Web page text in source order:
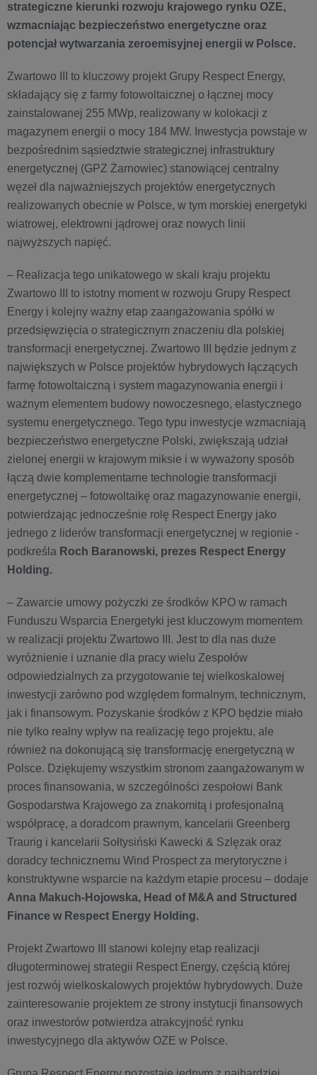
strategiczne kierunki rozwoju krajowego rynku OZE,
wzmacniając bezpieczeństwo energetyczne oraz
potencjał wytwarzania zeroemisyjnej energii w Polsce.
Zwartowo III to kluczowy projekt Grupy Respect Energy,
składający się z farmy fotowoltaicznej o łącznej mocy
zainstalowanej 255 MWp, realizowany w kolokacji z
magazynem energii o mocy 184 MW. Inwestycja powstaje w
bezpośrednim sąsiedztwie strategicznej infrastruktury
energetycznej (GPZ Żarnowiec) stanowiącej centralny
węzeł dla najważniejszych projektów energetycznych
realizowanych obecnie w Polsce, w tym morskiej energetyki
wiatrowej, elektrowni jądrowej oraz nowych linii
najwyższych napięć.
– Realizacja tego unikatowego w skali kraju projektu
Zwartowo III to istotny moment w rozwoju Grupy Respect
Energy i kolejny ważny etap zaangażowania spółki w
przedsięwzięcia o strategicznym znaczeniu dla polskiej
transformacji energetycznej. Zwartowo III będzie jednym z
największych w Polsce projektów hybrydowych łączących
farmę fotowoltaiczną i system magazynowania energii i
ważnym elementem budowy nowoczesnego, elastycznego
systemu energetycznego. Tego typu inwestycje wzmacniają
bezpieczeństwo energetyczne Polski, zwiększają udział
zielonej energii w krajowym miksie i w wyważony sposób
łączą dwie komplementarne technologie transformacji
energetycznej – fotowoltaikę oraz magazynowanie energii,
potwierdzając jednocześnie rolę Respect Energy jako
jednego z liderów transformacji energetycznej w regionie -
podkreśla Roch Baranowski, prezes Respect Energy
Holding.
– Zawarcie umowy pożyczki ze środków KPO w ramach
Funduszu Wsparcia Energetyki jest kluczowym momentem
w realizacji projektu Zwartowo III. Jest to dla nas duże
wyróżnienie i uznanie dla pracy wielu Zespołów
odpowiedzialnych za przygotowanie tej wielkoskalowej
inwestycji zarówno pod względem formalnym, technicznym,
jak i finansowym. Pozyskanie środków z KPO będzie miało
nie tylko realny wpływ na realizację tego projektu, ale
również na dokonującą się transformację energetyczną w
Polsce. Dziękujemy wszystkim stronom zaangażowanym w
proces finansowania, w szczególności zespołowi Bank
Gospodarstwa Krajowego za znakomitą i profesjonalną
współpracę, a doradcom prawnym, kancelarii Greenberg
Traurig i kancelarii Sołtysiński Kawecki & Szlęzak oraz
doradcy technicznemu Wind Prospect za merytoryczne i
konstruktywne wsparcie na każdym etapie procesu – dodaje
Anna Makuch-Hojowska, Head of M&A and Structured
Finance w Respect Energy Holding.
Projekt Zwartowo III stanowi kolejny etap realizacji
długoterminowej strategii Respect Energy, częścią której
jest rozwój wielkoskalowych projektów hybrydowych. Duże
zainteresowanie projektem ze strony instytucji finansowych
oraz inwestorów potwierdza atrakcyjność rynku
inwestycyjnego dla aktywów OZE w Polsce.